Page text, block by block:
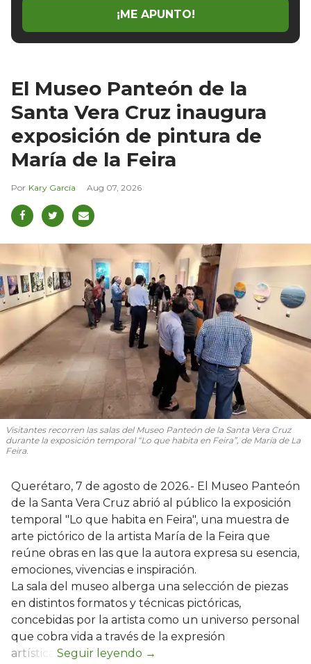
¡ME APUNTO!
El Museo Panteón de la
Santa Vera Cruz inaugura
exposición de pintura de
María de la Feira
Kary García Aug 07, 2026
Visitantes recorren las salas del Museo Panteón de la Santa Vera Cruz
durante la exposición temporal “Lo que habita en Feira”, de María de La
Feira.
Querétaro, 7 de agosto de 2026.- El Museo Panteón
de la Santa Vera Cruz abrió al público la exposición
temporal "Lo que habita en Feira", una muestra de
arte pictórico de la artista María de la Feira que
reúne obras en las que la autora expresa su esencia,
emociones, vivencias e inspiración.
La sala del museo alberga una selección de piezas
en distintos formatos y técnicas pictóricas,
concebidas por la artista como un universo personal
que cobra vida a través de la expresión
artística.